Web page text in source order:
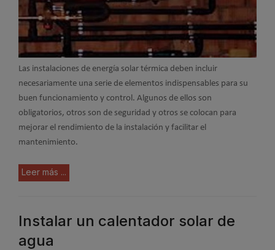
Las instalaciones de energía solar térmica deben incluir
necesariamente una serie de elementos indispensables para su
buen funcionamiento y control. Algunos de ellos son
obligatorios, otros son de seguridad y otros se colocan para
mejorar el rendimiento de la instalación y facilitar el
mantenimiento.
Leer más ...
Instalar un calentador solar de
agua